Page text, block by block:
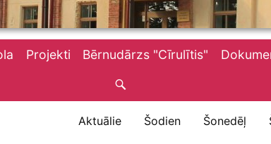
Projekti Bērnudārzs "Cīrulītis"
Aktuālie Šodien Šonedēļ